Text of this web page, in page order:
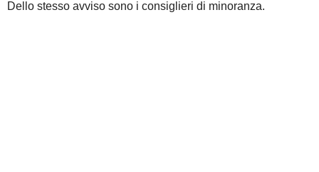
Dello stesso avviso sono i consiglieri di minoranza.